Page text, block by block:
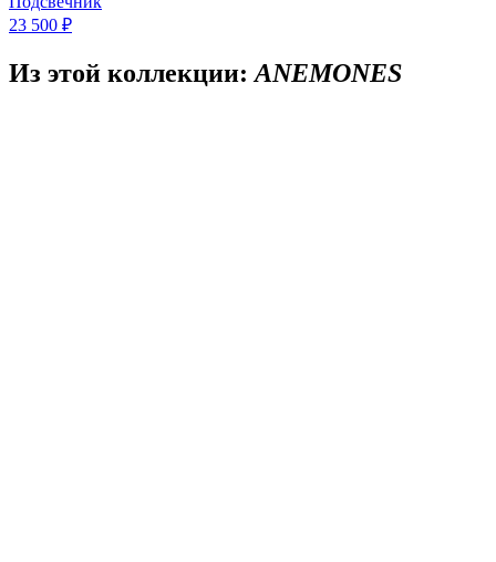
23 500 ₽
Из этой коллекции:ANEMONES